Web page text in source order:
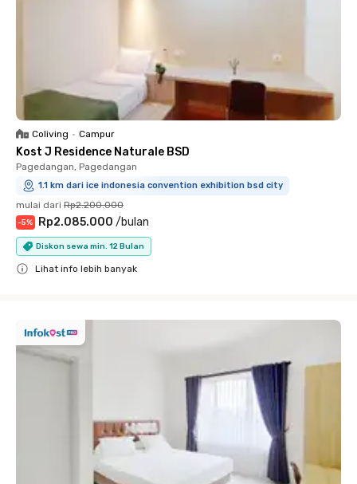
Coliving • Campur
Kost J Residence Naturale BSD
Pagedangan, Pagedangan
1.1 km dari ice indonesia convention exhibition bsd city
mulai dari Rp2.200.000
-5% Rp2.085.000 /bulan
Diskon sewa min. 12 Bulan
Lihat info lebih banyak